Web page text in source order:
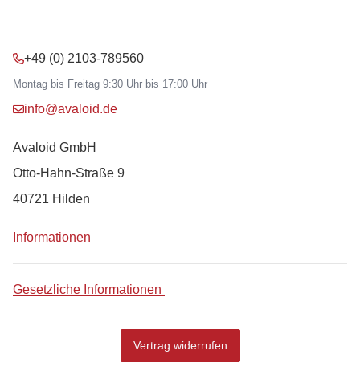
+49 (0) 2103-789560
Montag bis Freitag 9:30 Uhr bis 17:00 Uhr
info@avaloid.de
Avaloid GmbH
Otto-Hahn-Straße 9
40721 Hilden
Informationen
Gesetzliche Informationen
Vertrag widerrufen